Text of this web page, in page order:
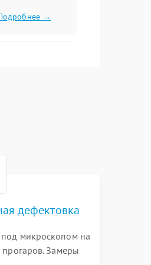
→
→
дефектовка
микроскопом на
прогаров. Замеры